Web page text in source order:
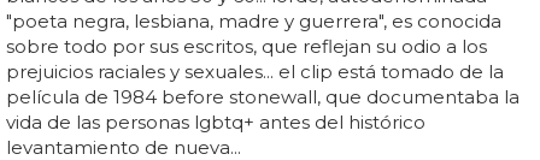
"poeta negra, lesbiana, madre y guerrera", es conocida
sobre todo por sus escritos, que reflejan su odio a los
prejuicios raciales y sexuales... el clip está tomado de la
película de 1984 before stonewall, que documentaba la
vida de las personas lgbtq+ antes del histórico
levantamiento de nueva...